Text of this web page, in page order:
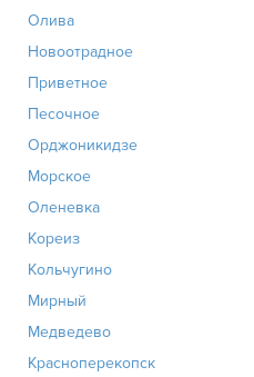
Олива
Новоотрадное
Приветное
Песочное
Орджоникидзе
Морское
Оленевка
Кореиз
Кольчугино
Мирный
Медведево
Красноперекопск